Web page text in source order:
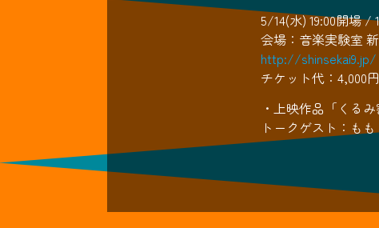
5/14(水) 19:00開場 /
会場：音楽実験室
http://shinsekai9.jp/
チケット代：4,000
・上映作品「くるみ
トークゲスト：も